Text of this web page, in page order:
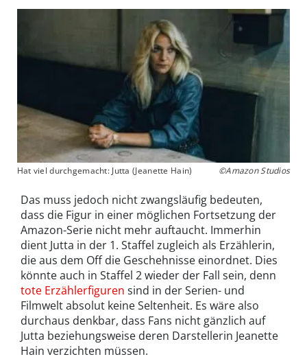
Hat viel durchgemacht: Jutta (Jeanette Hain) ©Amazon Studios
Das muss jedoch nicht zwangsläufig bedeuten,
dass die Figur in einer möglichen Fortsetzung der
Amazon-Serie nicht mehr auftaucht. Immerhin
dient Jutta in der 1. Staffel zugleich als Erzählerin,
die aus dem Off die Geschehnisse einordnet. Dies
könnte auch in Staffel 2 wieder der Fall sein, denn
tote Erzählerfiguren sind in der Serien- und
Filmwelt absolut keine Seltenheit. Es wäre also
durchaus denkbar, dass Fans nicht gänzlich auf
Jutta beziehungsweise deren Darstellerin Jeanette
Hain verzichten müssen.